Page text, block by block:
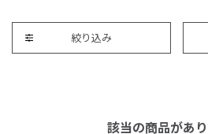
絞り込み
該当の商品があ